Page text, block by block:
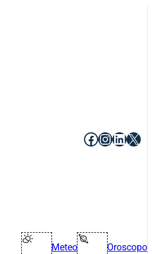
Facebook
X
Meteo Oroscopo